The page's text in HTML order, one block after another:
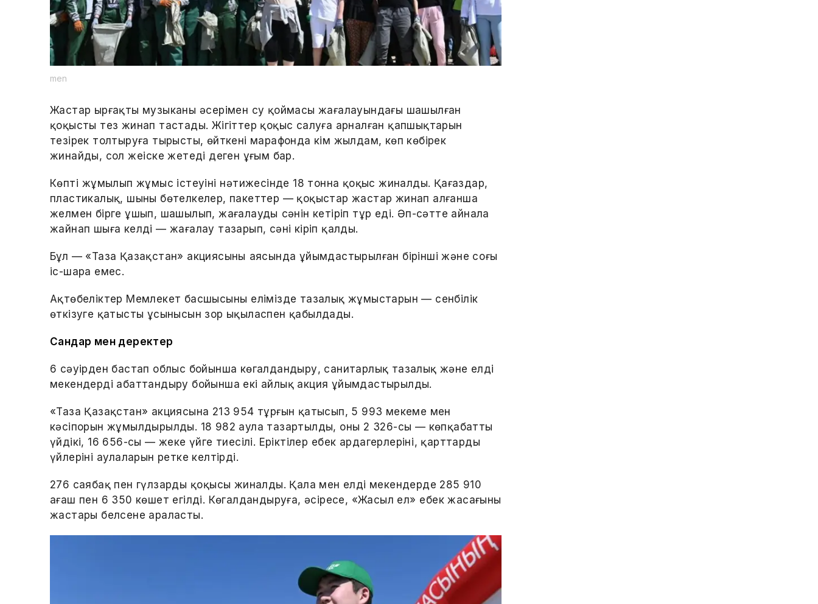
men
Жастар ырғақты музыканың әсерімен су қоймасы жағалауындағы шашылған
қоқысты тез жинап тастады. Жігіттер қоқыс салуға арналған қапшықтарын
тезірек толтыруға тырысты, өйткені марафонда кім жылдам, көп көбірек
жинайды, сол жеңіске жетеді деген ұғым бар.
Көптің жұмылып жұмыс істеуінің нәтижесінде 18 тонна қоқыс жиналды. Қағаздар,
пластикалық, шыны бөтелкелер, пакеттер — қоқыстар жастар жинап алғанша
желмен бірге ұшып, шашылып, жағалаудың сәнін кетіріп тұр еді. Әп-сәтте айнала
жайнап шыға келді — жағалау тазарып, сәні кіріп қалды.
Бұл — «Таза Қазақстан» акциясының аясында ұйымдастырылған бірінші және соңғы
іс-шара емес.
Ақтөбеліктер Мемлекет басшысының елімізде тазалық жұмыстарын — сенбілік
өткізуге қатысты ұсынысын зор ықыласпен қабылдады.
Сандар мен деректер
6 сәуірден бастап облыс бойынша көгалдандыру, санитарлық тазалық және елді
мекендерді абаттандыру бойынша екі айлық акция ұйымдастырылды.
«Таза Қазақстан» акциясына 213 954 тұрғын қатысып, 5 993 мекеме мен
кәсіпорын жұмылдырылды. 18 982 аула тазартылды, оның 2 326-сы — көпқабатты
үйдікі, 16 656-сы — жеке үйге тиесілі. Еріктілер еңбек ардагерлерінің, қарттардың
үйлерінің аулаларын ретке келтірді.
276 саябақ пен гүлзардың қоқысы жиналды. Қала мен елді мекендерде 285 910
ағаш пен 6 350 көшет егілді. Көгалдандыруға, әсіресе, «Жасыл ел» еңбек жасағының
жастары белсене араласты.